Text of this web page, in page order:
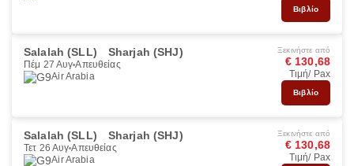
Βιβλίο
Salalah (SLL) Sharjah (SHJ)
Πέμ 27 Αυγ Απευθείας
Air Arabia
Ξεκινήστε από
€ 130,68
Τιμή/ Pax
Βιβλίο
Salalah (SLL) Sharjah (SHJ)
Τετ 26 Αυγ Απευθείας
Air Arabia
Ξεκινήστε από
€ 130,68
Τιμή/ Pax